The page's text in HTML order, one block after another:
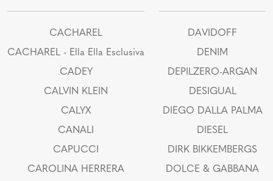
CACHAREL
CACHAREL - Ella Ella Esclusiva
CADEY
CALVIN KLEIN
CALYX
CANALI
CAPUCCI
CAROLINA HERRERA
DAVIDOFF
DENIM
DEPILZERO-ARGAN
DESIGUAL
DIEGO DALLA PALMA
DIESEL
DIRK BIKKEMBERGS
DOLCE & GABBANA